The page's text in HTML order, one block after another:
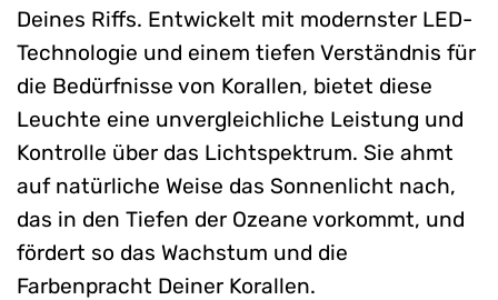
Deines Riffs. Entwickelt mit modernster LED-
Technologie und einem tiefen Verständnis für
die Bedürfnisse von Korallen, bietet diese
Leuchte eine unvergleichliche Leistung und
Kontrolle über das Lichtspektrum. Sie ahmt
auf natürliche Weise das Sonnenlicht nach,
das in den Tiefen der Ozeane vorkommt, und
fördert so das Wachstum und die
Farbenpracht Deiner Korallen.